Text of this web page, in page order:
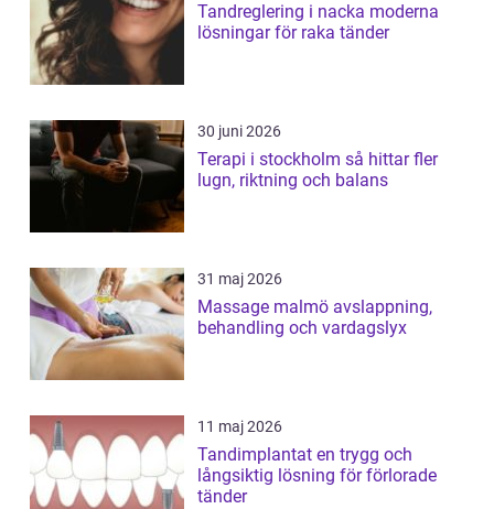
Tandreglering i nacka moderna
lösningar för raka tänder
30 juni 2026
Terapi i stockholm så hittar fler
lugn, riktning och balans
31 maj 2026
Massage malmö avslappning,
behandling och vardagslyx
11 maj 2026
Tandimplantat en trygg och
långsiktig lösning för förlorade
tänder